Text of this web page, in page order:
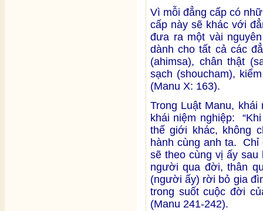
Vì mỗi đẳng cấp có
cấp này sẽ khác với
đưa ra một vài
dành cho tất cả các
(ahimsa), chân thật
sạch (shoucham),
(Manu X: 163).
Trong Luật Manu,
khái niệm nghiệp:
thế giới khác, không
hành cùng anh ta. Chỉ
sẽ theo cùng vị ấy sau
người qua đời, thân
(người ấy) rời bỏ gia
trong suốt cuộc đời
(Manu 241-242).